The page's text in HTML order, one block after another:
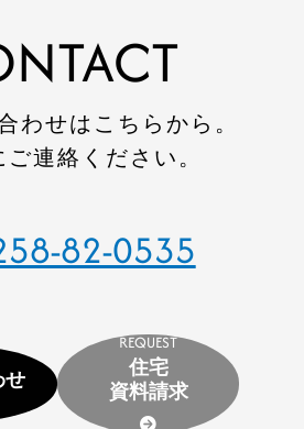
わせはこちらから。
ご連絡ください。
82-0535
せ
REQUEST
住宅
資料請求